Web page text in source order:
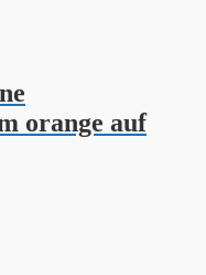
orange auf